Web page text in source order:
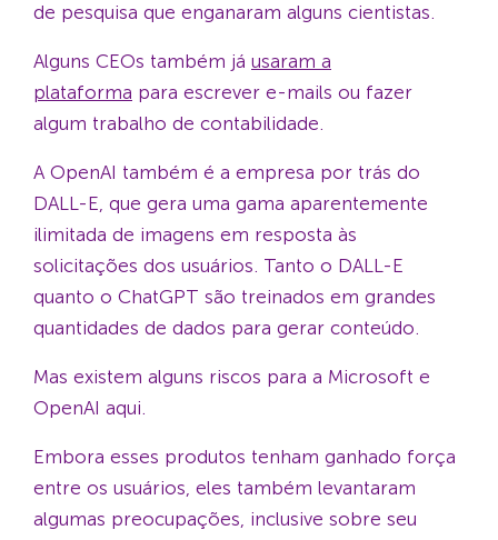
de pesquisa que enganaram alguns cientistas.
Alguns CEOs também já usaram a
plataforma para escrever e-mails ou fazer
algum trabalho de contabilidade.
A OpenAI também é a empresa por trás do
DALL-E, que gera uma gama aparentemente
ilimitada de imagens em resposta às
solicitações dos usuários. Tanto o DALL-E
quanto o ChatGPT são treinados em grandes
quantidades de dados para gerar conteúdo.
Mas existem alguns riscos para a Microsoft e
OpenAI aqui.
Embora esses produtos tenham ganhado força
entre os usuários, eles também levantaram
algumas preocupações, inclusive sobre seu